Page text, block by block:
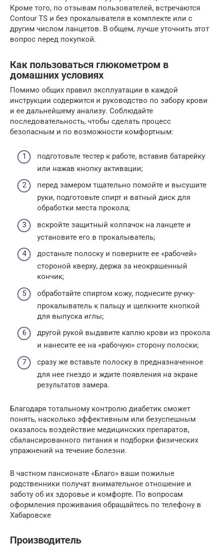
Кроме того, по отзывам пользователей, встречаются
Contour TS и без прокалывателя в комплекте или с
другим числом ланцетов. В общем, лучше уточнить этот
вопрос перед покупкой.
Как пользоваться глюкометром в
домашних условиях
Помимо общих правил эксплуатации в каждой
инструкции содержится и руководство по забору крови
и ее дальнейшему анализу. Соблюдайте
последовательность, чтобы сделать процесс
безопасным и по возможности комфортным:
подготовьте тестер к работе, вставив батарейку
или нажав кнопку активации;
перед замером тщательно помойте и высушите
руки, подготовьте спирт и ватный диск для
обработки места прокола;
вскройте защитный колпачок на ланцете и
установите его в прокалыватель;
достаньте полоску и поверните ее «рабочей»
стороной кверху, держа за неокрашенный
кончик;
обработайте спиртом кожу, поднесите ручку-
прокалыватель к пальцу и щелкните кнопкой
для выпуска иглы;
другой рукой выдавите каплю крови из прокола
и нанесите ее на «рабочую» сторону полоски;
сразу же вставьте полоску в предназначенное
для нее гнездо и ждите появления на экране
результатов замера.
Благодаря тотальному контролю диабетик сможет
понять, насколько эффективным или безуспешным
оказалось воздействие медицинских препаратов,
сбалансированного питания и подборки физических
упражнений на течение болезни.
В частном пансионате «Благо» ваши пожилые
родственники получат внимательное отношение и
заботу об их здоровье и комфорте. По вопросам
оформления проживания обращайтесь по телефону в
Хабаровске
Производитель